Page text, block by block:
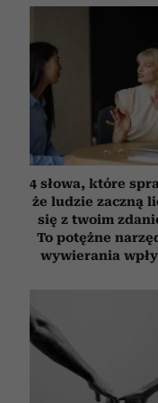
4 słowa, które
że ludzie zaczną
się z twoim
To potężne
wywierania